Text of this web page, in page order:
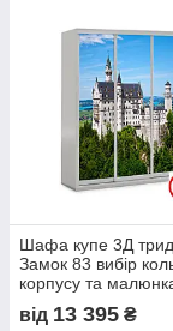
Шафа купе 3Д
Замок 83 вибір
корпусу та
від 13 395 ₴